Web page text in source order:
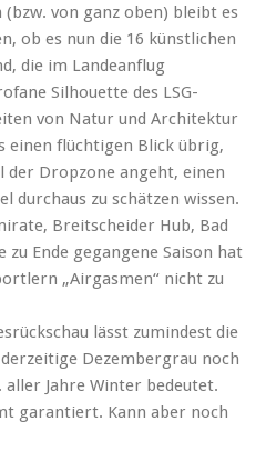
von ganz oben) bleibt es
ob es nun die 16 künstlichen
die im Landeanflug
Silhouette des LSG-
von Natur und Architektur
einen flüchtigen Blick übrig,
der Dropzone angeht, einen
durchaus zu schätzen wissen.
Breitscheider Hub, Bad
zu Ende gegangene Saison hat
„Airgasmen“ nicht zu
lässt zumindest die
Dezembergrau noch
Jahre Winter bedeutet.
garantiert. Kann aber noch